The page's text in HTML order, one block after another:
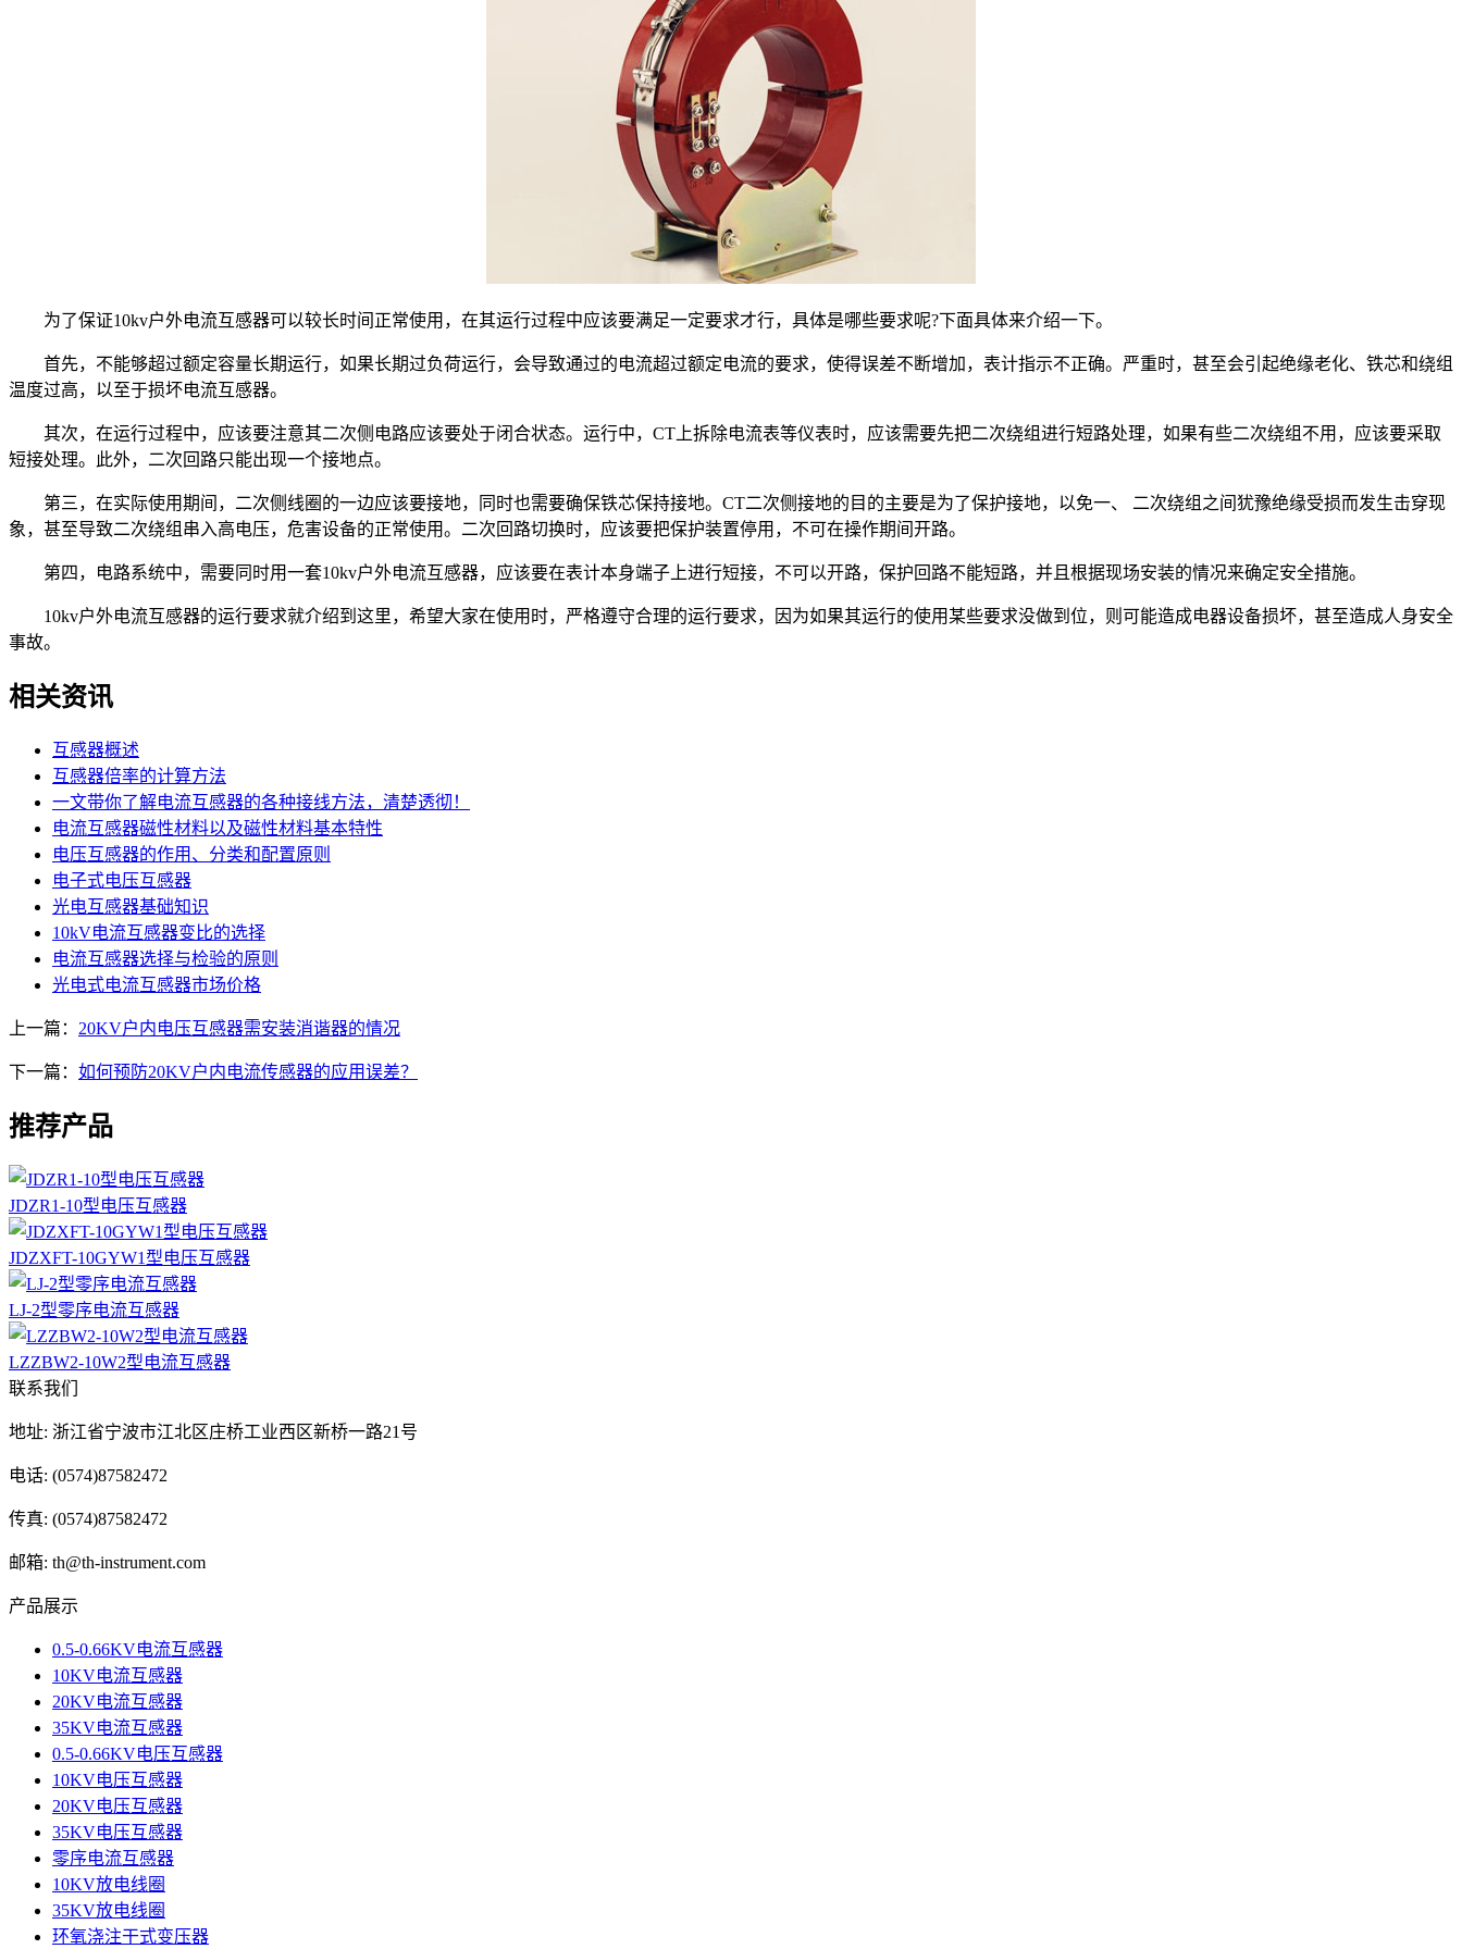
为了保证10kv户外电流互感器可以较长时间正常使用，在其运行过程中应该要满足一定要求才行，具体是哪些要求呢?下面具体来介绍一下。
首先，不能够超过额定容量长期运行，如果长期过负荷运行，会导致通过的电流超过额定电流的要求，使得误差不断增加，表计指示不正确。严重时，甚至会引起绝缘老化、铁芯和绕组
温度过高，以至于损坏电流互感器。
其次，在运行过程中，应该要注意其二次侧电路应该要处于闭合状态。运行中，CT上拆除电流表等仪表时，应该需要先把二次绕组进行短路处理，如果有些二次绕组不用，应该要采取
短接处理。此外，二次回路只能出现一个接地点。
第三，在实际使用期间，二次侧线圈的一边应该要接地，同时也需要确保铁芯保持接地。CT二次侧接地的目的主要是为了保护接地，以免一、 二次绕组之间犹豫绝缘受损而发生击穿现
象，甚至导致二次绕组串入高电压，危害设备的正常使用。二次回路切换时，应该要把保护装置停用，不可在操作期间开路。
第四，电路系统中，需要同时用一套10kv户外电流互感器，应该要在表计本身端子上进行短接，不可以开路，保护回路不能短路，并且根据现场安装的情况来确定安全措施。
10kv户外电流互感器的运行要求就介绍到这里，希望大家在使用时，严格遵守合理的运行要求，因为如果其运行的使用某些要求没做到位，则可能造成电器设备损坏，甚至造成人身安全
事故。
相关资讯
互感器概述
互感器倍率的计算方法
一文带你了解电流互感器的各种接线方法，清楚透彻！
电流互感器磁性材料以及磁性材料基本特性
电压互感器的作用、分类和配置原则
电子式电压互感器
光电互感器基础知识
10kV电流互感器变比的选择
电流互感器选择与检验的原则
光电式电流互感器市场价格
上一篇： 20KV户内电压互感器需安装消谐器的情况
下一篇： 如何预防20KV户内电流传感器的应用误差？
推荐产品
JDZR1-10型电压互感器
JDZXFT-10GYW1型电压互感器
LJ-2型零序电流互感器
LZZBW2-10W2型电流互感器
联系我们
地址: 浙江省宁波市江北区庄桥工业西区新桥一路21号
电话: (0574)87582472
传真: (0574)87582472
邮箱: th@th-instrument.com
产品展示
0.5-0.66KV电流互感器
10KV电流互感器
20KV电流互感器
35KV电流互感器
0.5-0.66KV电压互感器
10KV电压互感器
20KV电压互感器
35KV电压互感器
零序电流互感器
10KV放电线圈
35KV放电线圈
环氧浇注干式变压器